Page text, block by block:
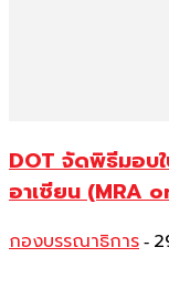
DOT จัดพิธีมอบ
อาเซียน (MRA
กองบรรณาธิการ -